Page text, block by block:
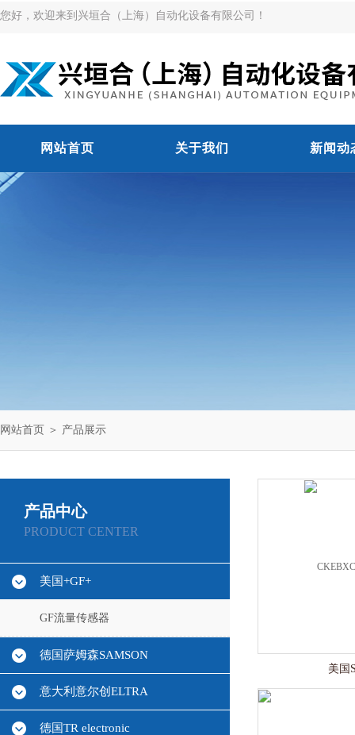
您好，欢迎来到兴垣合（上海）自动化设备有限公司！
网站首页 关于我们 新闻动
网站首页 ＞ 产品展示
产品中心
PRODUCT CENTER
美国+GF+
GF流量传感器
德国萨姆森SAMSON
意大利意尔创ELTRA
德国TR electronic
美国